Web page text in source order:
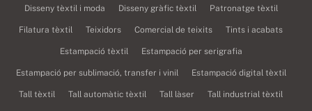
Disseny tèxtil i moda Disseny gràfic tèxtil Patronatge tèxtil
Filatura tèxtil Teixidors Comercial de teixits Tints i acabats
Estampació tèxtil Estampació per serigrafia
Estampació per sublimació, transfer i vinil Estampació digital tèxtil
Tall tèxtil Tall automàtic tèxtil Tall làser Tall industrial tèxtil